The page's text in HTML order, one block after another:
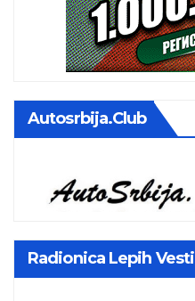
Autosrbija.club
Radionica Lepih Vesti